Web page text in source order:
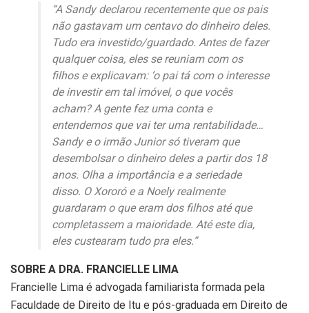
“A Sandy declarou recentemente que os pais
não gastavam um centavo do dinheiro deles.
Tudo era investido/guardado. Antes de fazer
qualquer coisa, eles se reuniam com os
filhos e explicavam: ‘o pai tá com o interesse
de investir em tal imóvel, o que vocês
acham? A gente fez uma conta e
entendemos que vai ter uma rentabilidade…
Sandy e o irmão Junior só tiveram que
desembolsar o dinheiro deles a partir dos 18
anos. Olha a importância e a seriedade
disso. O Xororó e a Noely realmente
guardaram o que eram dos filhos até que
completassem a maioridade. Até este dia,
eles custearam tudo pra eles.”
SOBRE A DRA. FRANCIELLE LIMA
Francielle Lima é advogada familiarista formada pela
Faculdade de Direito de Itu e pós-graduada em Direito de